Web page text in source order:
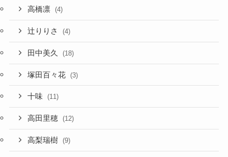
高橋凛 (4)
辻りりさ (4)
田中美久 (18)
塚田百々花 (3)
十味 (11)
高田里穂 (12)
高梨瑞樹 (9)